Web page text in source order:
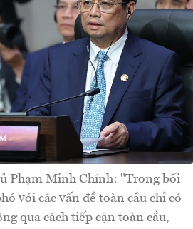
Phạm Minh Chính: "Trong bối
với các vấn đề toàn cầu chỉ có
qua cách tiếp cận toàn cầu,